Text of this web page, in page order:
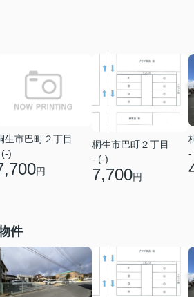
生市巴町２丁目
)
円
桐生市巴町２丁目
- (-)
7,700円
-
件